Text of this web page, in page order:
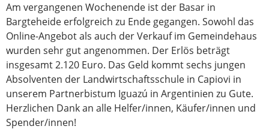
Am vergangenen Wochenende ist der Basar in
Bargteheide erfolgreich zu Ende gegangen. Sowohl das
Online-Angebot als auch der Verkauf im Gemeindehaus
wurden sehr gut angenommen. Der Erlös beträgt
insgesamt 2.120 Euro. Das Geld kommt sechs jungen
Absolventen der Landwirtschaftsschule in Capiovi in
unserem Partnerbistum Iguazú in Argentinien zu Gute.
Herzlichen Dank an alle Helfer/innen, Käufer/innen und
Spender/innen!